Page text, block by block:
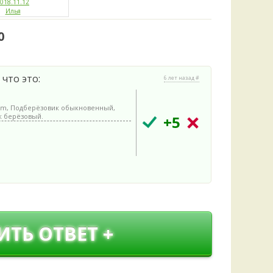
Илья
это: 6 лет назад #
Подберёзовик обыкновенный,
берёзовый.
+5
ОТВЕТ +